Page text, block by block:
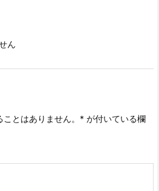
ん
とはありません。 * が付いている欄